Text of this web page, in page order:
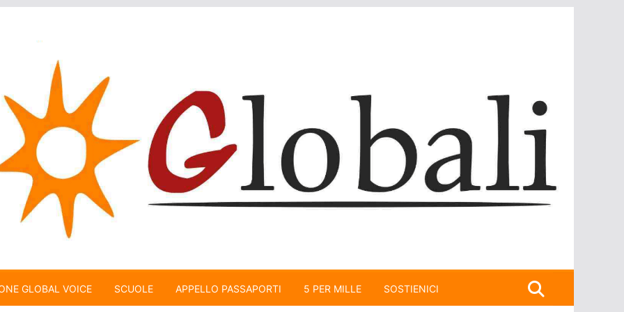
GLOBAL VOICE SCUOLE APPELLO PASSAPORTI 5 PER MILLE SOSTIENICI